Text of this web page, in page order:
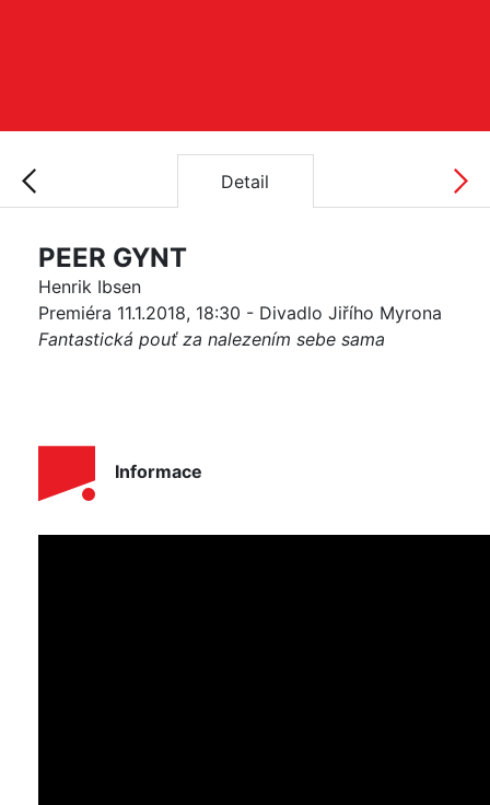
Detail
PEER GYNT
Henrik Ibsen
Premiéra 11.1.2018, 18:30 - Divadlo Jiřího Myrona
Fantastická pouť za nalezením sebe sama
Informace